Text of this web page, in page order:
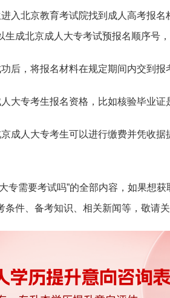
入北京教育考试院找到成人高考报
成北京成人大专考试预报名顺序号，
后，将报名材料在规定期间内交到报
大专考生报名资格，比如核验毕业证
成人大专考生可以进行缴费并凭收据
专需要考试吗”的全部内容，如果想
件、备考知识、相关新闻等，敬请